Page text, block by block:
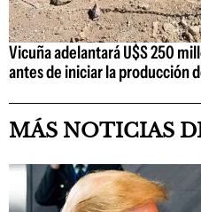
Vicuña adelantará U$S 250
antes de iniciar la producción
MÁS NOTICIAS